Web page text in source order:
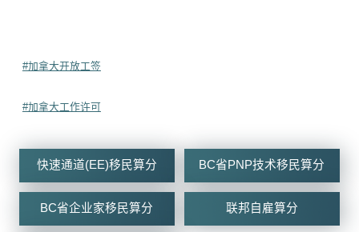
#加拿大开放工签
#加拿大工作许可
快速通道(EE)移民算分 BC省PNP技术移民算分
BC省企业家移民算分 联邦自雇算分